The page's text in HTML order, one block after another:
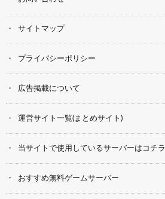
サイトマップ
プライバシーポリシー
広告掲載について
運営サイト一覧(まとめサイト)
当サイトで使用しているサーバーはコチラ
おすすめ無料ゲームサーバー